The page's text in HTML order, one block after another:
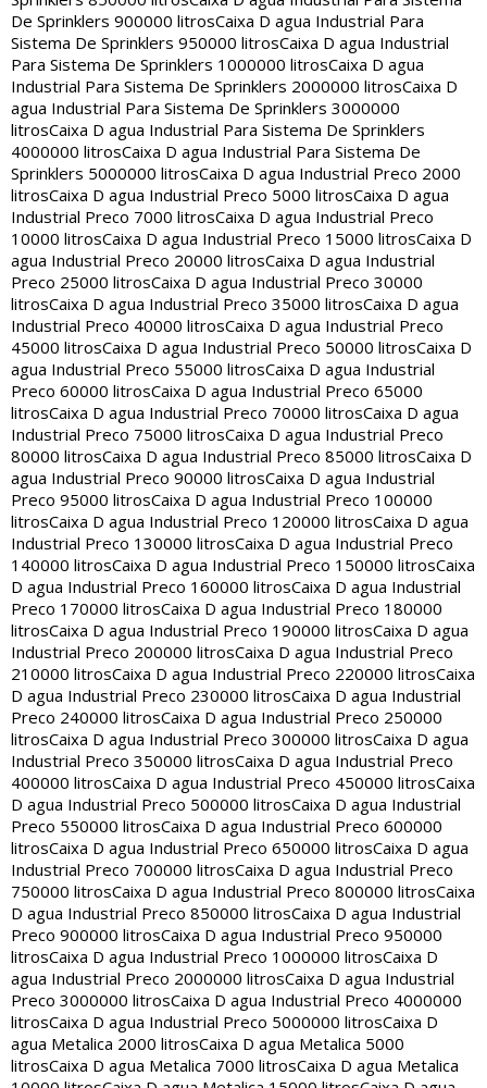
De Sprinklers 900000 litrosCaixa D agua Industrial Para
Sistema De Sprinklers 950000 litrosCaixa D agua Industrial
Para Sistema De Sprinklers 1000000 litrosCaixa D agua
Industrial Para Sistema De Sprinklers 2000000 litrosCaixa D
agua Industrial Para Sistema De Sprinklers 3000000
litrosCaixa D agua Industrial Para Sistema De Sprinklers
4000000 litrosCaixa D agua Industrial Para Sistema De
Sprinklers 5000000 litrosCaixa D agua Industrial Preco 2000
litrosCaixa D agua Industrial Preco 5000 litrosCaixa D agua
Industrial Preco 7000 litrosCaixa D agua Industrial Preco
10000 litrosCaixa D agua Industrial Preco 15000 litrosCaixa D
agua Industrial Preco 20000 litrosCaixa D agua Industrial
Preco 25000 litrosCaixa D agua Industrial Preco 30000
litrosCaixa D agua Industrial Preco 35000 litrosCaixa D agua
Industrial Preco 40000 litrosCaixa D agua Industrial Preco
45000 litrosCaixa D agua Industrial Preco 50000 litrosCaixa D
agua Industrial Preco 55000 litrosCaixa D agua Industrial
Preco 60000 litrosCaixa D agua Industrial Preco 65000
litrosCaixa D agua Industrial Preco 70000 litrosCaixa D agua
Industrial Preco 75000 litrosCaixa D agua Industrial Preco
80000 litrosCaixa D agua Industrial Preco 85000 litrosCaixa D
agua Industrial Preco 90000 litrosCaixa D agua Industrial
Preco 95000 litrosCaixa D agua Industrial Preco 100000
litrosCaixa D agua Industrial Preco 120000 litrosCaixa D agua
Industrial Preco 130000 litrosCaixa D agua Industrial Preco
140000 litrosCaixa D agua Industrial Preco 150000 litrosCaixa
D agua Industrial Preco 160000 litrosCaixa D agua Industrial
Preco 170000 litrosCaixa D agua Industrial Preco 180000
litrosCaixa D agua Industrial Preco 190000 litrosCaixa D agua
Industrial Preco 200000 litrosCaixa D agua Industrial Preco
210000 litrosCaixa D agua Industrial Preco 220000 litrosCaixa
D agua Industrial Preco 230000 litrosCaixa D agua Industrial
Preco 240000 litrosCaixa D agua Industrial Preco 250000
litrosCaixa D agua Industrial Preco 300000 litrosCaixa D agua
Industrial Preco 350000 litrosCaixa D agua Industrial Preco
400000 litrosCaixa D agua Industrial Preco 450000 litrosCaixa
D agua Industrial Preco 500000 litrosCaixa D agua Industrial
Preco 550000 litrosCaixa D agua Industrial Preco 600000
litrosCaixa D agua Industrial Preco 650000 litrosCaixa D agua
Industrial Preco 700000 litrosCaixa D agua Industrial Preco
750000 litrosCaixa D agua Industrial Preco 800000 litrosCaixa
D agua Industrial Preco 850000 litrosCaixa D agua Industrial
Preco 900000 litrosCaixa D agua Industrial Preco 950000
litrosCaixa D agua Industrial Preco 1000000 litrosCaixa D
agua Industrial Preco 2000000 litrosCaixa D agua Industrial
Preco 3000000 litrosCaixa D agua Industrial Preco 4000000
litrosCaixa D agua Industrial Preco 5000000 litrosCaixa D
agua Metalica 2000 litrosCaixa D agua Metalica 5000
litrosCaixa D agua Metalica 7000 litrosCaixa D agua Metalica